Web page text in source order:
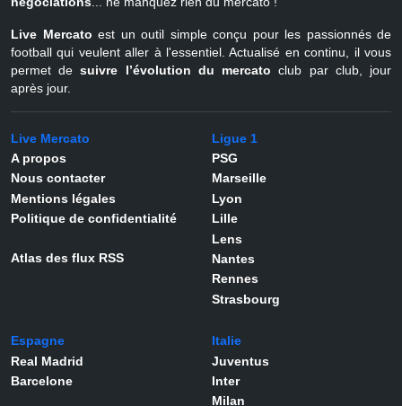
Live Mercato est un outil simple conçu pour les passionnés de
football qui veulent aller à l'essentiel. Actualisé en continu, il vous
permet desuivre l’évolution du mercato club par club, jour
après jour.
Live Mercato
A propos
Nous contacter
Mentions légales
Politique de confidentialité
Atlas des flux RSS
Ligue 1
PSG
Marseille
Lyon
Lille
Lens
Nantes
Rennes
Strasbourg
Espagne
Real Madrid
Barcelone
Italie
Juventus
Inter
Milan